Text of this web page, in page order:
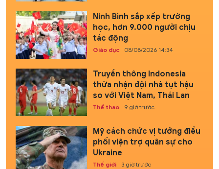
Ninh Bình sắp xếp trường
học, hơn 9.000 người chịu
tác động
Giáo dục 08/08/2026 14:34
Truyền thông Indonesia
thừa nhận đội nhà tụt hậu
so với Việt Nam, Thái Lan
Thể thao 9 giờ trước
Mỹ cách chức vị tướng điều
phối viện trợ quân sự cho
Ukraine
Thế giới 3 giờ trước